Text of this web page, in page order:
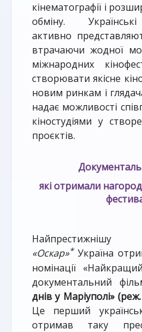
кінематографії і
обміну.
активно
втрачаючи жодної
міжнародних
створювати якісне
новим ринкам і
надає можливості
кіностудіями у
проєктів.
які отримали
«Оскар»*Україна
номінації
документальний
днів у Маріуполі»
Це перший
отримав таку